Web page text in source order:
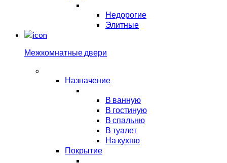
Недорогие
Элитные
Межкомнатные двери
Назначение
В ванную
В гостиную
В спальню
В туалет
На кухню
Покрытие